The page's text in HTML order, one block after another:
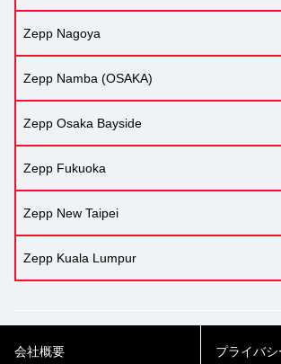
Zepp Nagoya
Zepp Namba (OSAKA)
Zepp Osaka Bayside
Zepp Fukuoka
Zepp New Taipei
Zepp Kuala Lumpur
会社概要 プライバ